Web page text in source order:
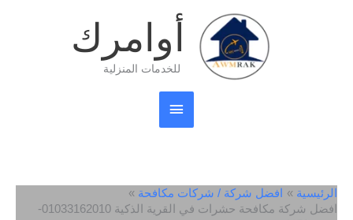
أوامرك
للخدمات المنزلية
القائمة
الرئيسية
الرئيسية
افضل شركة / شركات مكافحة
افضل شركة مكافحة حشرات في القرية الذكية 01033162010-